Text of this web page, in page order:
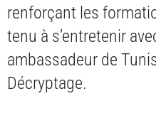
renforçant les
tenu à s’entretenir
ambassadeur de
Décryptage.